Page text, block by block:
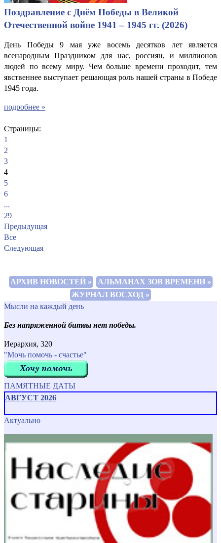
Поздравление с Днём Победы в Великой
Отечественной войне 1941 – 1945 гг. (2026)
День Победы 9 мая уже восемь десятков лет является
всенародным Праздником для нас, россиян, и миллионов
людей по всему миру. Чем больше времени проходит, тем
явственнее выступает решающая роль нашей страны в Победе
1945 года.
подробнее »
Страницы:
1
2
3
4
5
6
...
29
Предыдущая
Все
Следующая
АРХИВ НОВОСТЕЙ »
АЛЬМАНАХ ЗОВ ВРЕМЕНИ »
ЖУРНАЛ ВОСХОД »
Мысли на каждый день
Без напряженной битвы нет победы.
Иерархия, 320
"Мочь помочь - счастье"
ПАМЯТНЫЕ ДАТЫ
АВГУСТ 2026
Актуально